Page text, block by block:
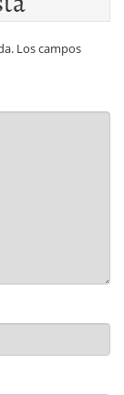
Los campos